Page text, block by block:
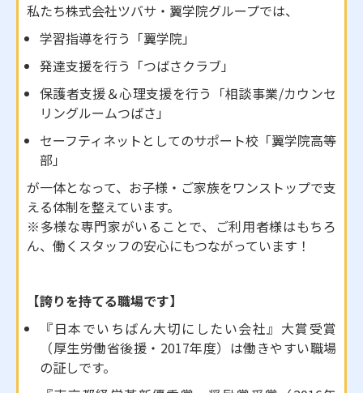
私たち株式会社ツバサ・翼学院グループでは、
学習指導を行う「翼学院」
発達支援を行う「つばさクラブ」
保護者支援＆心理支援を行う「相談事業/カウンセ
リングルームつばさ」
セーフティネットとしてのサポート校「翼学院高等
部」
が一体となって、お子様・ご家族をワンストップで支
える体制を整えています。
※多様な専門家がいることで、ご利用者様はもちろ
ん、働くスタッフの安心にもつながっています！
【誇りを持てる職場です】
『日本でいちばん大切にしたい会社』大賞受賞
（厚生労働省後援・2017年度）は働きやすい職場
の証しです。